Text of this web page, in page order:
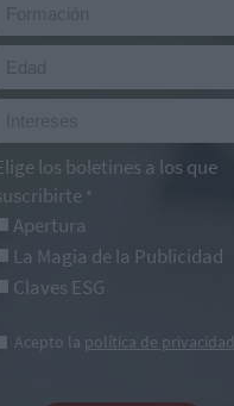
los boletines a los que
*
Apertura
La Magia de la Publicidad
Claves ESG
Acepto la política de privacidad